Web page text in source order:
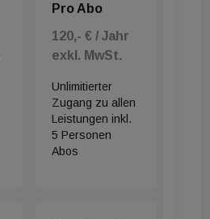
muss. Wie dem auch
sind SHK-Fachtage. An
440 Aussteller im
ihre Produkte und
der führenden
und
sowie der
Pro Abo
120,- € / Jahr
exkl. MwSt.
Unlimitierter
Zugang zu allen
Leistungen inkl.
5 Personen
Abos